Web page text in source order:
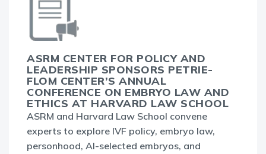
ASRM CENTER FOR POLICY AND
LEADERSHIP SPONSORS PETRIE-
FLOM CENTER’S ANNUAL
CONFERENCE ON EMBRYO LAW AND
ETHICS AT HARVARD LAW SCHOOL
ASRM and Harvard Law School convene
experts to explore IVF policy, embryo law,
personhood, AI-selected embryos, and